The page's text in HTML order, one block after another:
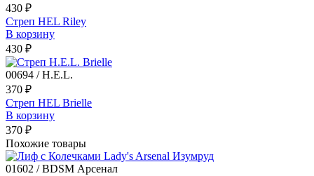
430 ₽
Стреп HEL Riley
В корзину
430 ₽
00694 / H.E.L.
370 ₽
Стреп HEL Brielle
В корзину
370 ₽
Похожие товары
01602 / BDSM Арсенал